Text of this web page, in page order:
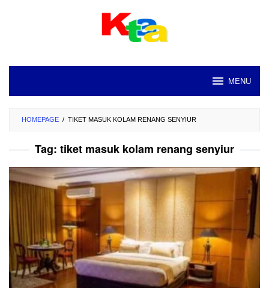
MENU
HOMEPAGE / TIKET MASUK KOLAM RENANG SENYIUR
Tag: tiket masuk kolam renang senyiur